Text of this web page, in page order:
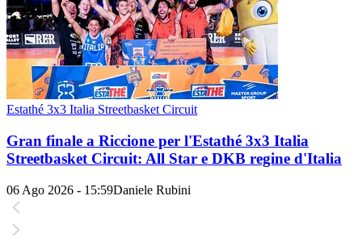
Estathé 3x3 Italia Streetbasket Circuit
Gran finale a Riccione per l'Estathé 3x3 Italia
Streetbasket Circuit: All Star e DKB regine d'Italia
06 Ago 2026 - 15:59Daniele Rubini